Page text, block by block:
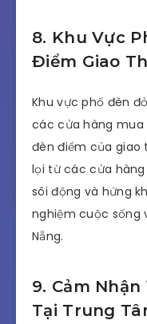
8. Khu Vực
Điểm Giao
Khu vực phố đèn
các cửa hàng
đèn điểm của giao
lọi từ các cửa
sôi động và hứng
nghiệm cuộc sống
Nẵng.
9. Cảm
Tại Trung